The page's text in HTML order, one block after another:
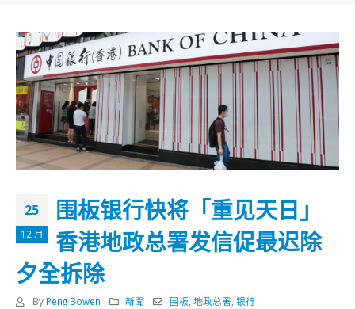
25
12 月
围板银行快将「重见天日」
香港地政总署发信促最迟除
夕全拆除
By Peng Bowen 新聞 围板,地政总署,银行